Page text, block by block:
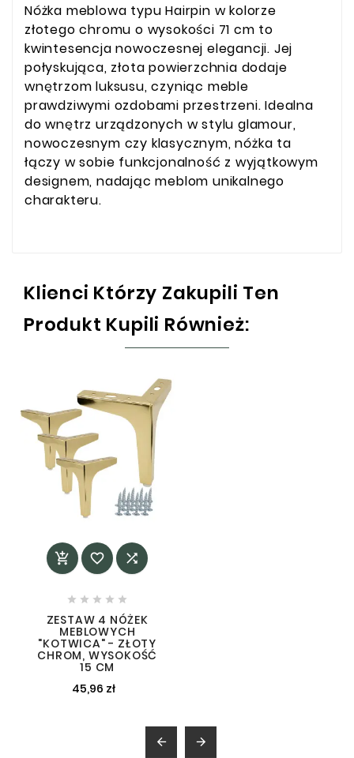
Nóżka meblowa typu Hairpin w kolorze
złotego chromu o wysokości 71 cm to
kwintesencja nowoczesnej elegancji. Jej
połyskująca, złota powierzchnia dodaje
wnętrzom luksusu, czyniąc meble
prawdziwymi ozdobami przestrzeni. Idealna
do wnętrz urządzonych w stylu glamour,
nowoczesnym czy klasycznym, nóżka ta
łączy w sobie funkcjonalność z wyjątkowym
designem, nadając meblom unikalnego
charakteru.
Klienci Którzy Zakupili Ten
Produkt Kupili Również:
  
    
ZESTAW 4 NÓŻEK
MEBLOWYCH
"KOTWICA" - ZŁOTY
CHROM, WYSOKOŚĆ
15 CM
45,96 zł
 